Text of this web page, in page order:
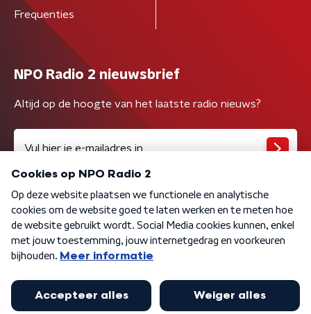
Frequenties
NPO Radio 2 nieuwsbrief
Altijd op de hoogte van het laatste radio nieuws?
Algemene voorwaarden